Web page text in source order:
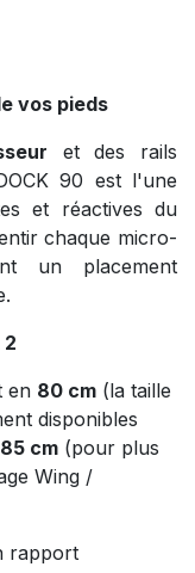
vos pieds
et des rails
90 est l'une
et réactives du
chaque micro-
un placement
2
en 80 cm (la taille
disponibles
85 cm (pour plus
Wing /
rapport